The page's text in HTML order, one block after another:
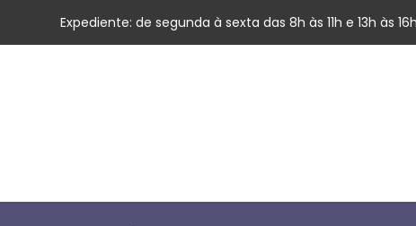
Expediente: de segunda à sexta das 8h às 11h e 13h às